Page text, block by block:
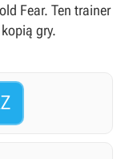
Fear. Ten trainer
gry.